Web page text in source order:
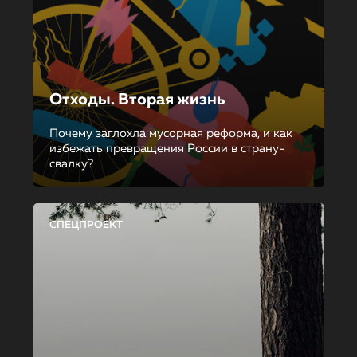
Отходы. Вторая жизнь
Почему заглохла мусорная реформа, и как
избежать превращения России в страну-
свалку?
СПЕЦПРОЕКТ